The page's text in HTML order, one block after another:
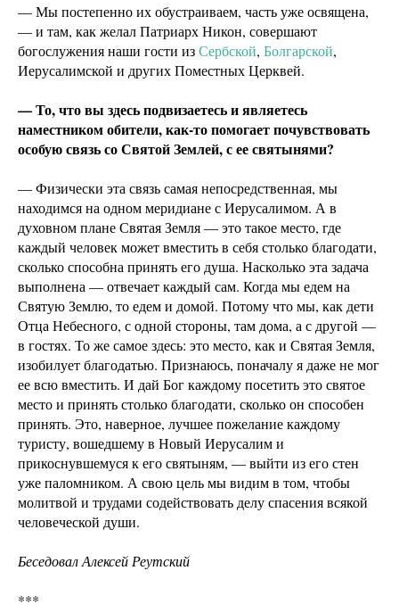
— Мы постепенно их обустраиваем, часть уже освящена,
— и там, как желал Патриарх Никон, совершают
богослужения наши гости изСербской, Болгарской,
Иерусалимской и других Поместных Церквей.
— То, что вы здесь подвизаетесь и являетесь
наместником обители, как-то помогает почувствовать
особую связь со Святой Землей, с ее святынями?
— Физически эта связь самая непосредственная, мы
находимся на одном меридиане с Иерусалимом. А в
духовном плане Святая Земля — это такое место, где
каждый человек может вместить в себя столько благодати,
сколько способна принять его душа. Насколько эта задача
выполнена — отвечает каждый сам. Когда мы едем на
Святую Землю, то едем и домой. Потому что мы, как дети
Отца Небесного, с одной стороны, там дома, а с другой —
в гостях. То же самое здесь: это место, как и Святая Земля,
изобилует благодатью. Признаюсь, поначалу я даже не мог
ее всю вместить. И дай Бог каждому посетить это святое
место и принять столько благодати, сколько он способен
принять. Это, наверное, лучшее пожелание каждому
туристу, вошедшему в Новый Иерусалим и
прикоснувшемуся к его святыням, — выйти из его стен
уже паломником. А свою цель мы видим в том, чтобы
молитвой и трудами содействовать делу спасения всякой
человеческой души.
Беседовал Алексей Реутский
***